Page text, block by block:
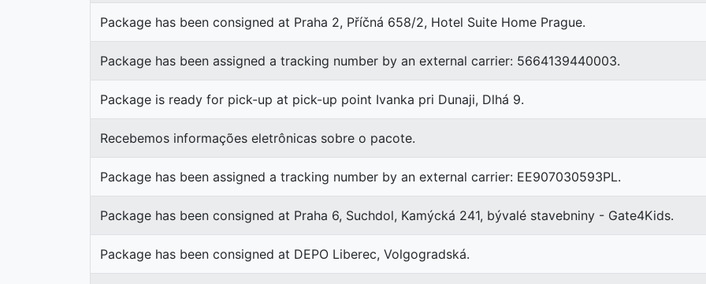
Package has been consigned at Praha 2, Příčná 658/2, Hotel Suite Home Prague.
Package has been assigned a tracking number by an external carrier: 5664139440003.
Package is ready for pick-up at pick-up point Ivanka pri Dunaji, Dlhá 9.
Recebemos informações eletrônicas sobre o pacote.
Package has been assigned a tracking number by an external carrier: EE907030593PL.
Package has been consigned at Praha 6, Suchdol, Kamýcká 241, bývalé stavebniny - Gate4Kids.
Package has been consigned at DEPO Liberec, Volgogradská.